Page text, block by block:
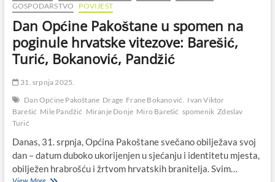
GOSPODARSTVO
POVIJEST
Dan Općine Pakoštane u spomen na
poginule hrvatske vitezove: Barešić,
Turić, Bokanović, Pandžić
31. srpnja 2025.
Dan Općine Pakoštane Drage Frane Bokanović. Ivan Viktor
Barešić Mile Pandžić Miranje Donje Miro Barešić spomenik Zdeslav
Turić
Danas, 31. srpnja, Općina Pakoštane svečano obilježava svoj
dan – datum duboko ukorijenjen u sjećanju i identitetu mjesta,
obilježen hrabrošću i žrtvom hrvatskih branitelja. Svim…
Dan